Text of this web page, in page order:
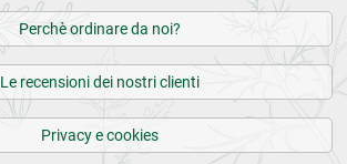
Perchè ordinare da noi?
Le recensioni dei nostri clienti
Privacy e cookies